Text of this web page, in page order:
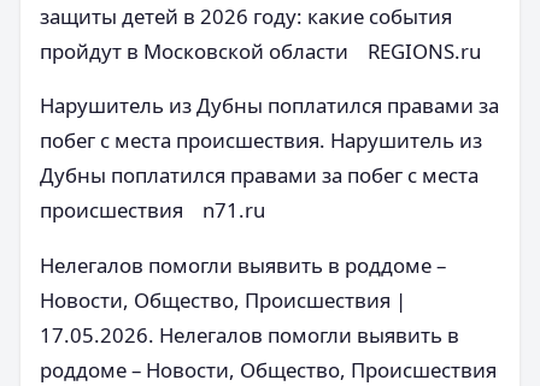
защиты детей в 2026 году: какие события
пройдут в Московской области REGIONS.ru
Нарушитель из Дубны поплатился правами за
побег с места происшествия. Нарушитель из
Дубны поплатился правами за побег с места
происшествия n71.ru
Нелегалов помогли выявить в роддоме –
Новости, Общество, Происшествия |
17.05.2026. Нелегалов помогли выявить в
роддоме – Новости, Общество, Происшествия